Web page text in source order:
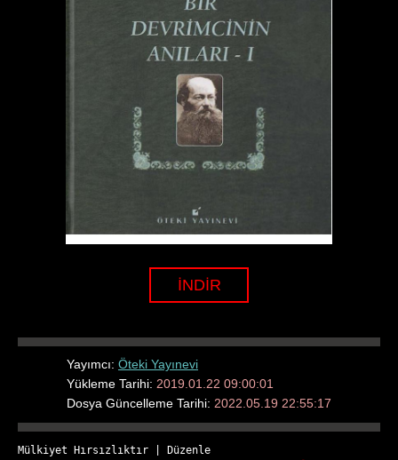
İNDİR
Yayımcı: Öteki Yayınevi
Yükleme Tarihi: 2019.01.22 09:00:01
Dosya Güncelleme Tarihi: 2022.05.19 22:55:17
Mülkiyet Hırsızlıktır Düzenle